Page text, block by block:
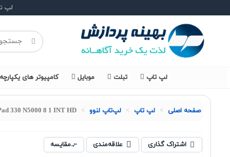
لپ
لپ تاپ تبلت موبایل کامپیوتر های یکپارچه
صفحه اصلی لپ تاپ لپ‌تاپ لنوو 330 N5000 8 1 INT HD
اشتراک گذاری علاقه‌مندی مقایسه